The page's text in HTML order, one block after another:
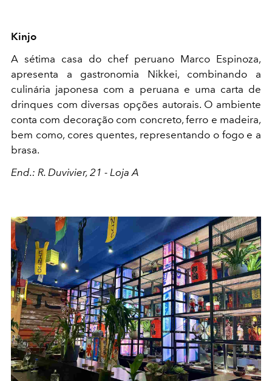
Kinjo
A sétima casa do chef peruano Marco Espinoza,
apresenta a gastronomia Nikkei, combinando a
culinária japonesa com a peruana e uma carta de
drinques com diversas opções autorais. O ambiente
conta com decoração com concreto, ferro e madeira,
bem como, cores quentes, representando o fogo e a
brasa.
End.: R. Duvivier, 21 - Loja A